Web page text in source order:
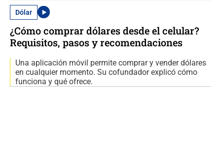
Dólar
¿Cómo comprar dólares desde el celular?
Requisitos, pasos y recomendaciones
Una aplicación móvil permite comprar y vender dólares
en cualquier momento. Su cofundador explicó cómo
funciona y qué ofrece.